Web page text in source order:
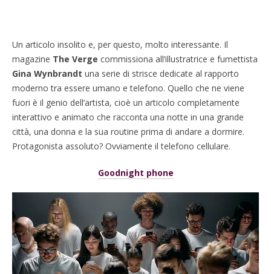
Un articolo insolito e, per questo, molto interessante. Il
magazine The Verge commissiona all’illustratrice e fumettista
Gina Wynbrandt una serie di strisce dedicate al rapporto
moderno tra essere umano e telefono. Quello che ne viene
fuori è il genio dell’artista, cioè un articolo completamente
interattivo e animato che racconta una notte in una grande
città, una donna e la sua routine prima di andare a dormire.
Protagonista assoluto? Ovviamente il telefono cellulare.
Goodnight phone